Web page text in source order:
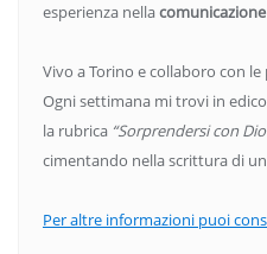
esperienza nella
Vivo a Torino e collaboro con
Ogni settimana mi trovi in
la rubrica “Sorprendersi con
cimentando nella scrittura di
Per altre informazioni puoi